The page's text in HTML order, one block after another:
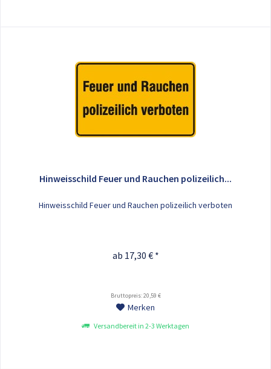
Hinweisschild Feuer und Rauchen polizeilich...
Hinweisschild Feuer und Rauchen polizeilich verboten
ab 17,30 € *
Bruttopreis: 20,59 €
Merken
Versandbereit in 2-3 Werktagen